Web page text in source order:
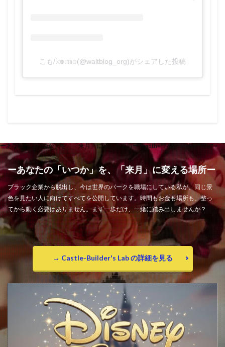
こも/𝕜𝕠𝕞𝕠(@waltblog_org)がシェアした投稿
ーあなたの「いつか」を、「来月」に変える場所ー" width="768" height="432" >
ーあなたの「いつか」を、「来月」に変える場所ー
ブラック企業から脱出し、今は世界のパークを職場にしている私が、同じ景
色を見たい人に向けてすべてを公開しています。時間もお金も場所も、整っ
てから動く必要はありません。まず一歩だけ、一緒に踏み出しませんか？
→ Castle-Builder's Lab の詳細を見る